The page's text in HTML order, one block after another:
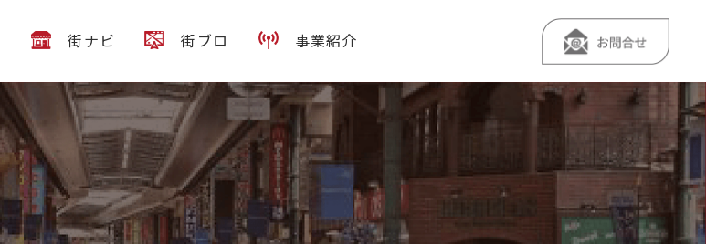
街ナビ 街ブロ 事業紹介